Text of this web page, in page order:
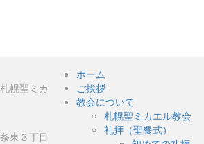
幌聖ミカ
東３丁目
ホーム
ご挨拶
教会について
札幌聖ミカエル教会
礼拝（聖餐式）